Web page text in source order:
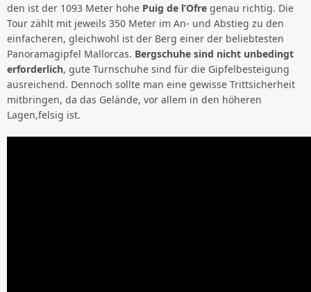
den ist der 1093 Meter hohe Puig de l’Ofre genau richtig. Die
Tour zählt mit jeweils 350 Meter im An- und Abstieg zu den
einfacheren, gleichwohl ist der Berg einer der beliebtesten
Panoramagipfel Mallorcas. Bergschuhe sind nicht unbedingt
erforderlich, gute Turnschuhe sind für die Gipfelbesteigung
ausreichend. Dennoch sollte man eine gewisse Trittsicherheit
mitbringen, da das Gelände, vor allem in den höheren
Lagen,felsig ist.